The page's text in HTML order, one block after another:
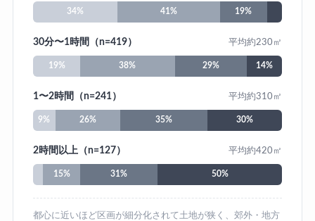
34% 41% 19%
30分〜1時間（n=419） 平均約230㎡
19% 38% 29% 14%
1〜2時間（n=241） 平均約310㎡
9% 26% 35% 30%
2時間以上（n=127） 平均約420㎡
15% 31% 50%
都心に近いほど区画が細分化されて土地が狭く、郊外・地方